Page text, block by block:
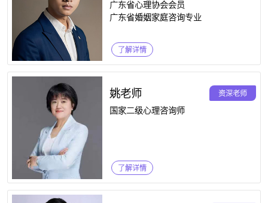
广东省心理协会会员
广东省婚姻家庭咨询专业
了解详情
姚老师 资深老师
国家二级心理咨询师
了解详情